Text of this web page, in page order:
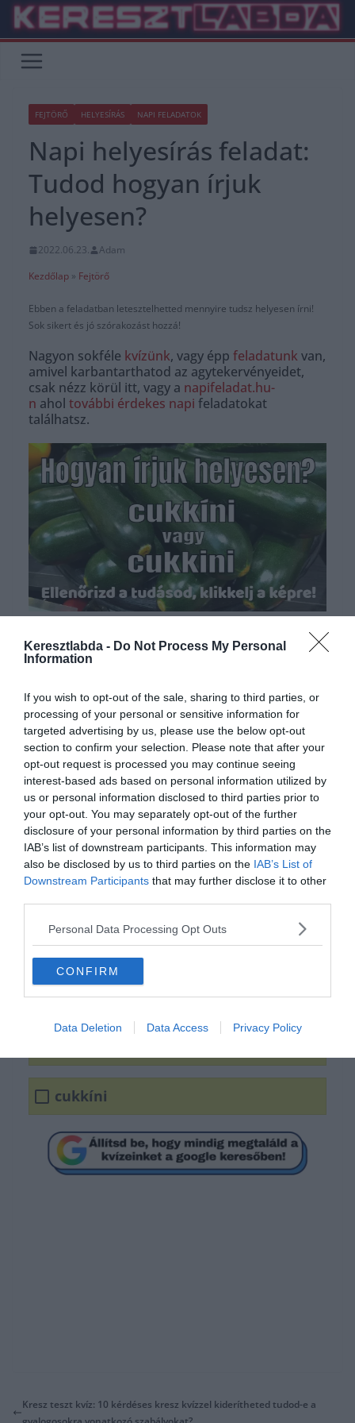
Keresztlabda - Do Not Process My Personal
Information
If you wish to opt-out of the sale, sharing to third parties, or
processing of your personal or sensitive information for
targeted advertising by us, please use the below opt-out
section to confirm your selection. Please note that after your
opt-out request is processed you may continue seeing
interest-based ads based on personal information utilized by
us or personal information disclosed to third parties prior to
your opt-out. You may separately opt-out of the further
disclosure of your personal information by third parties on the
IAB’s list of downstream participants. This information may
also be disclosed by us to third parties on the IAB’s List of
Downstream Participants that may further disclose it to other
Personal Data Processing Opt Outs
CONFIRM
Data Deletion Data Access Privacy Policy
Skip
content
FEJTÖRŐ HELYESÍRÁS NAPI FELADATOK
Napi helyesírás feladat:
Tudod hogyan írjuk
helyesen?
2022.06.23.
Adam
Kezdőlap » Fejtörő
Ebben a feladatban letesztelhetted mennyire tudsz helyesen írni!
Sok sikert és jó szórakozást hozzá!
Nagyon sokféle kvízünk, vagy épp feladatunk van,
amivel karbantarthatod az agytekervényeidet,
csak nézz körül itt, vagy a napifeladat.hu-
n ahol további érdekes napi feladatokat
találhatsz.
Tudod hogyan írjuk
helyesen?
cukíni
cukkini
cukkíni
Kresz teszt kvíz: 10 kérdéses kresz kvízzel kiderítheted tudod-e a